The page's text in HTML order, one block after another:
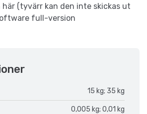
här (tyvärr kan den inte skickas ut
full-version
15 kg; 35 kg
0,005 kg; 0,01 kg